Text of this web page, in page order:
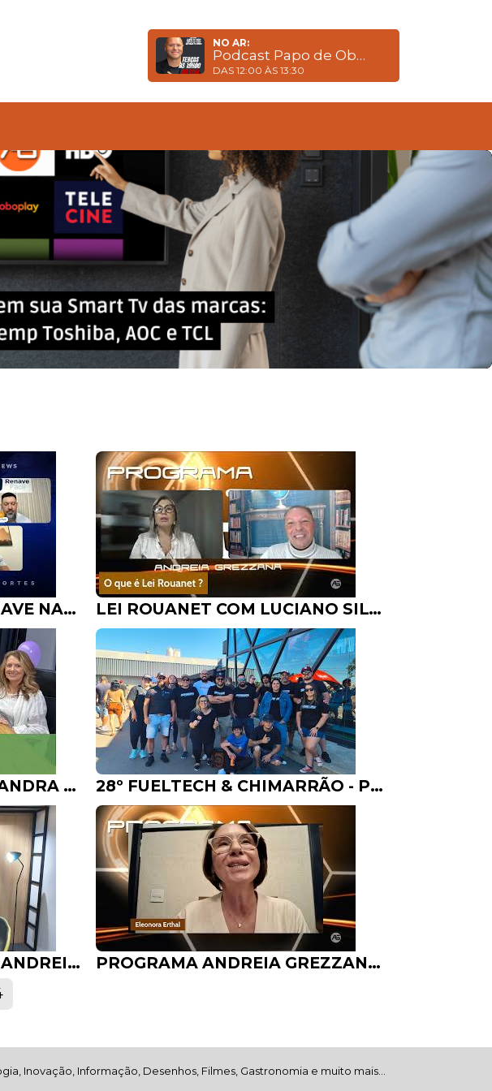
NO AR:
Podcast Papo de Obra com Luciano Soares
DAS 12:00 ÀS 13:30
JORNAL AG NEWS - RENAVE NACIONAL X REFORMA TRIBUTÁRIA 13.07.26 LEI ROUANET COM LUCIANO SILVA CONCEITOH FILMES - PROGRAMA ANDREIA GREZZANA
PARTE 1 - TERAPEUTA SANDRA BARROS - UMA DOSE DE ESPERANÇA COM TERAPEUTA SANDRO BARROS 28º FUELTECH & CHIMARRÃO - PROGRAMA ANDREIA GREZZANA - 19.04.26
FRENTE A FRENTE COM ANDREIA GREZZANA - ALEXANDRE GADRET PRESIDENTE REDE PAMPA 09.04.26 PROGRAMA ANDREIA GREZZANA - ELEONORA ERTHAL MODA E CAFÉ - 25.03.26
Inovação, Informação, Desenhos, Filmes, Gastronomia e muito mais...